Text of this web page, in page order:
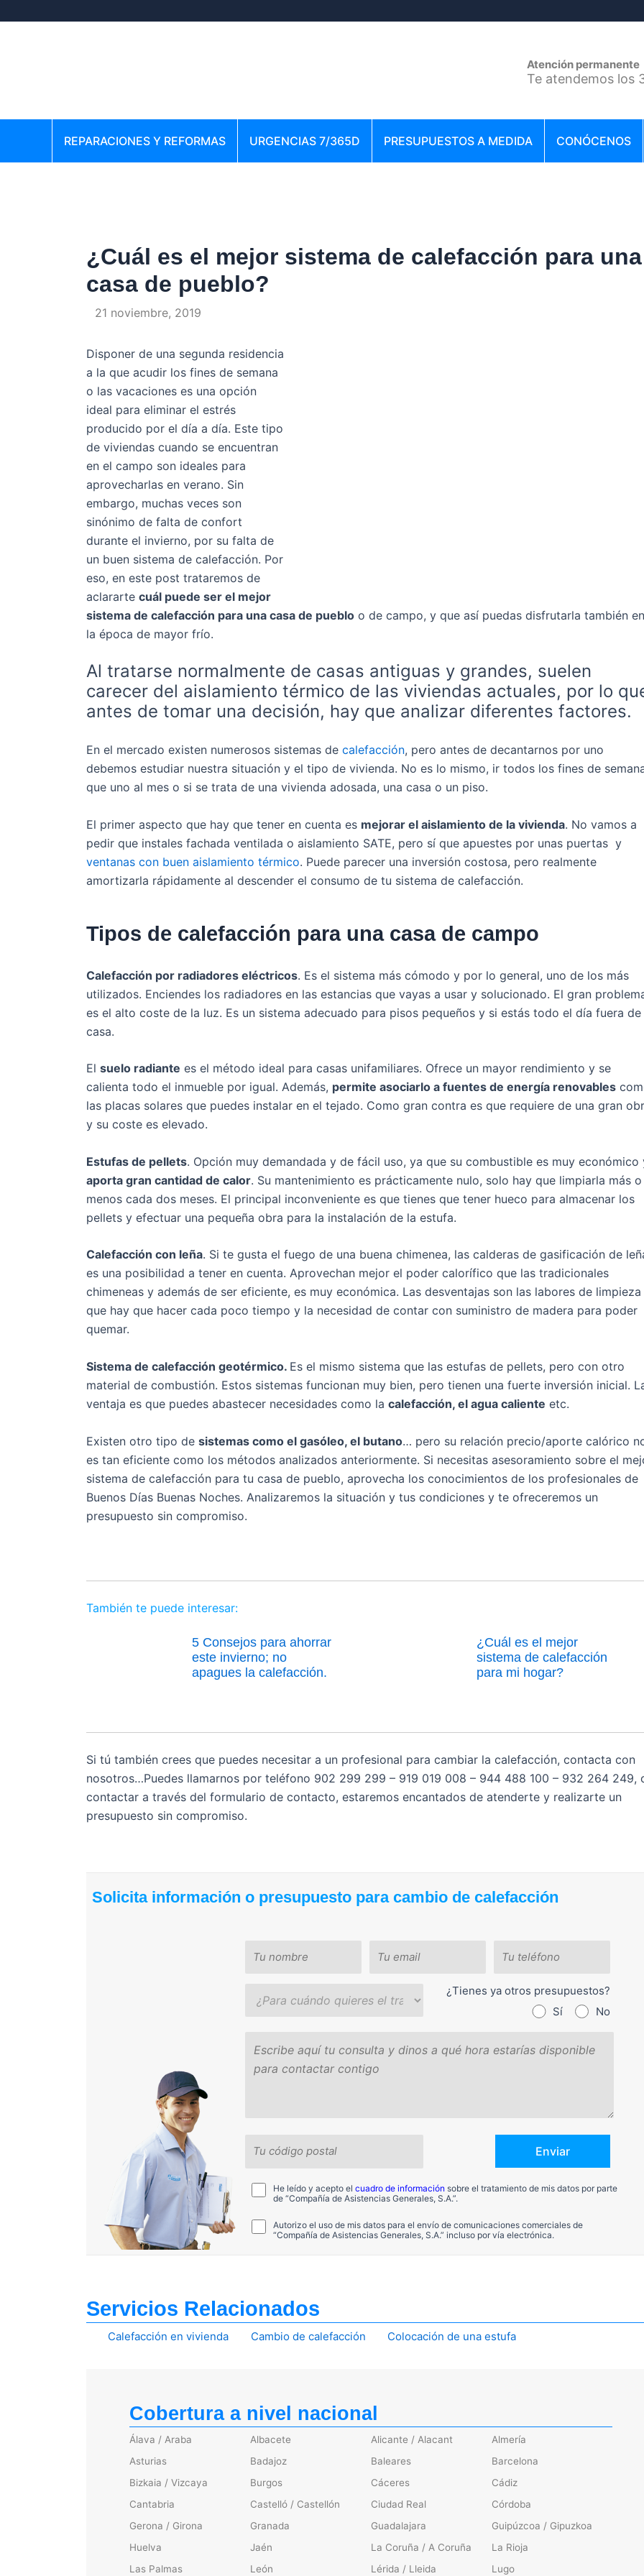
Atención permanente
Te atendemos los
REPARACIONES Y REFORMAS URGENCIAS 7/365D PRESUPUESTOS A MEDIDA CONÓCENOS
¿Cuál es el mejor sistema de calefacción para una
casa de pueblo?
21 noviembre, 2019
Disponer de una segunda residencia
a la que acudir los fines de semana
o las vacaciones es una opción
ideal para eliminar el estrés
producido por el día a día. Este tipo
de viviendas cuando se encuentran
en el campo son ideales para
aprovecharlas en verano. Sin
embargo, muchas veces son
sinónimo de falta de confort
durante el invierno, por su falta de
un buen sistema de calefacción. Por
eso, en este post trataremos de
aclararte cuál puede ser el mejor
sistema de calefacción para una casa de pueblo o de campo, y que así puedas disfrutarla también en
la época de mayor frío.
Al tratarse normalmente de casas antiguas y grandes, suelen
carecer del aislamiento térmico de las viviendas actuales, por lo
antes de tomar una decisión, hay que analizar diferentes factores.
En el mercado existen numerosos sistemas de calefacción, pero antes de decantarnos por uno
debemos estudiar nuestra situación y el tipo de vivienda. No es lo mismo, ir todos los fines de
que uno al mes o si se trata de una vivienda adosada, una casa o un piso.
El primer aspecto que hay que tener en cuenta es mejorar el aislamiento de la vivienda. No vamos a
pedir que instales fachada ventilada o aislamiento SATE, pero sí que apuestes por unas puertas y
ventanas con buen aislamiento térmico. Puede parecer una inversión costosa, pero realmente
amortizarla rápidamente al descender el consumo de tu sistema de calefacción.
Tipos de calefacción para una casa de campo
Calefacción por radiadores eléctricos. Es el sistema más cómodo y por lo general, uno de los más
utilizados. Enciendes los radiadores en las estancias que vayas a usar y solucionado. El gran
es el alto coste de la luz. Es un sistema adecuado para pisos pequeños y si estás todo el día fuera de
casa.
El suelo radiante es el método ideal para casas unifamiliares. Ofrece un mayor rendimiento y se
calienta todo el inmueble por igual. Además, permite asociarlo a fuentes de energía renovables
las placas solares que puedes instalar en el tejado. Como gran contra es que requiere de una gran
y su coste es elevado.
Estufas de pellets. Opción muy demandada y de fácil uso, ya que su combustible es muy económico
aporta gran cantidad de calor. Su mantenimiento es prácticamente nulo, solo hay que limpiarla más o
menos cada dos meses. El principal inconveniente es que tienes que tener hueco para almacenar los
pellets y efectuar una pequeña obra para la instalación de la estufa.
Calefacción con leña. Si te gusta el fuego de una buena chimenea, las calderas de gasificación de
es una posibilidad a tener en cuenta. Aprovechan mejor el poder calorífico que las tradicionales
chimeneas y además de ser eficiente, es muy económica. Las desventajas son las labores de limpieza
que hay que hacer cada poco tiempo y la necesidad de contar con suministro de madera para poder
quemar.
Sistema de calefacción geotérmico. Es el mismo sistema que las estufas de pellets, pero con otro
material de combustión. Estos sistemas funcionan muy bien, pero tienen una fuerte inversión inicial.
ventaja es que puedes abastecer necesidades como la calefacción, el agua caliente etc.
Existen otro tipo de sistemas como el gasóleo, el butano… pero su relación precio/aporte calórico
es tan eficiente como los métodos analizados anteriormente. Si necesitas asesoramiento sobre el
sistema de calefacción para tu casa de pueblo, aprovecha los conocimientos de los profesionales de
Buenos Días Buenas Noches. Analizaremos la situación y tus condiciones y te ofreceremos un
presupuesto sin compromiso.
También te puede interesar:
5 Consejos para ahorrar
este invierno; no
apagues la calefacción.
¿Cuál es el mejor
sistema de calefacción
para mi hogar?
Si tú también crees que puedes necesitar a un profesional para cambiar la calefacción, contacta con
nosotros…Puedes llamarnos por teléfono 902 299 299 – 919 019 008 – 944 488 100 – 932 264 249,
contactar a través del formulario de contacto, estaremos encantados de atenderte y realizarte un
presupuesto sin compromiso.
Solicita información o presupuesto para cambio de calefacción
¿Tienes ya otros presupuestos?
Sí
No
He leído y acepto el cuadro de información sobre el tratamiento de mis datos por parte
de “Compañía de Asistencias Generales, S.A.”.
Autorizo el uso de mis datos para el envío de comunicaciones comerciales de
“Compañía de Asistencias Generales, S.A.” incluso por vía electrónica.
Servicios Relacionados
Calefacción en vivienda Cambio de calefacción Colocación de una estufa
Cobertura a nivel nacional
Álava / Araba Albacete Alicante / Alacant
Almería
Asturias
Badajoz Baleares
Barcelona
Bizkaia / Vizcaya
Burgos Cáceres
Cádiz
Cantabria
Castelló / Castellón Ciudad Real
Córdoba
Gerona / Girona
Granada Guadalajara
Guipúzcoa / Gipuzkoa
Huelva
Jaén La Coruña / A Coruña
La Rioja
Las Palmas
León Lérida / Lleida Lugo